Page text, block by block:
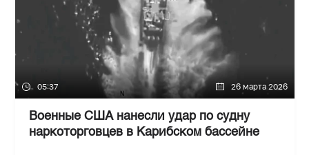
05:37 26 марта 2026
Военные США нанесли удар по судну
наркоторговцев в Карибском бассейне